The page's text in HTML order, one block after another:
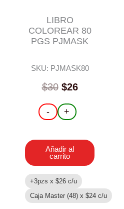
LIBRO
COLOREAR 80
PGS PJMASK
SKU: PJMASK80
$30 $26
-
LIBRO
COLOREAR
PGS
PJMASK
cantidad
+
Añadir al
carrito
+3pzs x $26 c/u
Caja Master (48) x $24 c/u